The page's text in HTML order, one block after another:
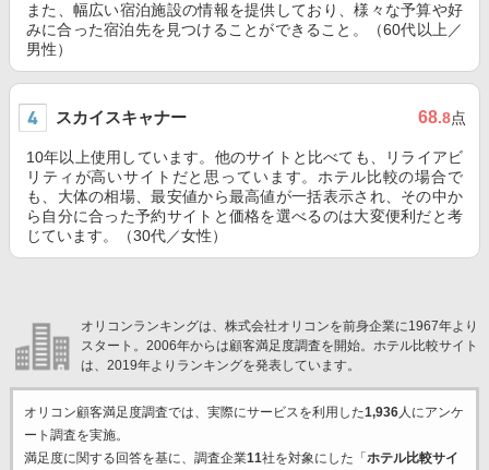
また、幅広い宿泊施設の情報を提供しており、様々な予算や好
みに合った宿泊先を見つけることができること。（60代以上／
男性）
スカイスキャナー 68.8点
10年以上使用しています。他のサイトと比べても、リライアビ
リティが高いサイトだと思っています。ホテル比較の場合で
も、大体の相場、最安値から最高値が一括表示され、その中か
ら自分に合った予約サイトと価格を選べるのは大変便利だと考
じています。（30代／女性）
オリコンランキングは、株式会社オリコンを前身企業に1967年より
スタート。2006年からは顧客満足度調査を開始。ホテル比較サイト
は、2019年よりランキングを発表しています。
オリコン顧客満足度調査では、実際にサービスを利用した1,936人にアンケ
ート調査を実施。
満足度に関する回答を基に、調査企業11社を対象にした「 ホテル比較サイ